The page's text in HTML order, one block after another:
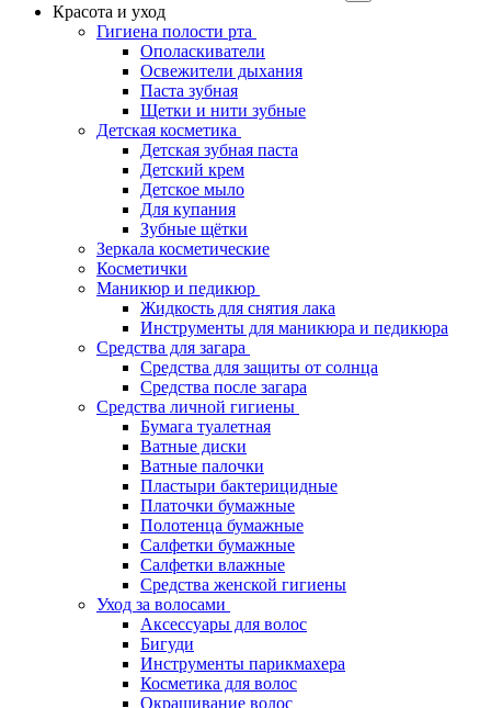
Красота и уход
Гигиена полости рта
Ополаскиватели
Освежители дыхания
Паста зубная
Щетки и нити зубные
Детская косметика
Детская зубная паста
Детский крем
Детское мыло
Для купания
Зубные щётки
Зеркала косметические
Косметички
Маникюр и педикюр
Жидкость для снятия лака
Инструменты для маникюра и педикюра
Средства для загара
Средства для защиты от солнца
Средства после загара
Средства личной гигиены
Бумага туалетная
Ватные диски
Ватные палочки
Пластыри бактерицидные
Платочки бумажные
Полотенца бумажные
Салфетки бумажные
Салфетки влажные
Средства женской гигиены
Уход за волосами
Аксессуары для волос
Бигуди
Инструменты парикмахера
Косметика для волос
Окрашивание волос